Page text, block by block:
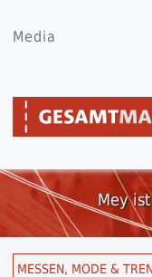
Media
Mey
MESSEN, MODE &